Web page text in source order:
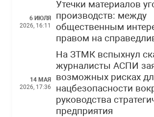
6 ИЮЛЯ
2026, 16:11
Утечки материалов
производств: между
общественным
правом на
14 МАЯ
2026, 17:36
На ЗТМК вспыхнул
журналисты АСПИ
возможных рисках
нацбезопасности
руководства
предприятия